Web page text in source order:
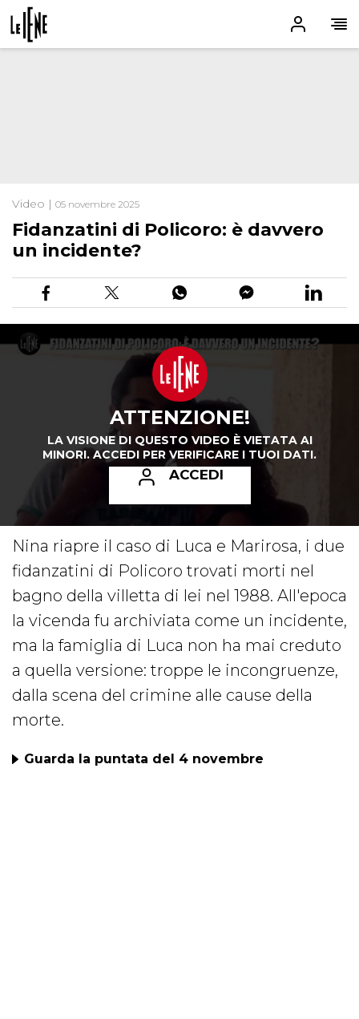
Video | 05 novembre 2025
Fidanzatini di Policoro: è davvero
un incidente?
ATTENZIONE!
LA VISIONE DI QUESTO VIDEO È VIETATA AI
MINORI. ACCEDI PER VERIFICARE I TUOI DATI.
ACCEDI
Nina riapre il caso di Luca e Marirosa, i due
fidanzatini di Policoro trovati morti nel
bagno della villetta di lei nel 1988. All'epoca
la vicenda fu archiviata come un incidente,
ma la famiglia di Luca non ha mai creduto
a quella versione: troppe le incongruenze,
dalla scena del crimine alle cause della
morte.
Guarda la puntata del 4 novembre